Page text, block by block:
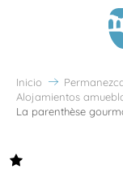
Inicio
Alojamientos
La parenthèse